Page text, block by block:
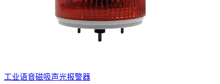
工业语音磁吸声光报警器